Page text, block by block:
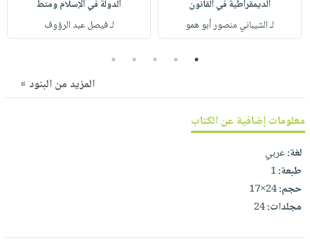
صابون
أطفال
فيديوهات
أسئلة
وفرات
انشر
كتابك
تواصل
معنا
عربة
التسوق
الديمقراطية في القانون
لـ الشيباني منصور أبو همو
الدولة في الإسلام ومتط
لـ فيصل عبد الرؤوف
1
2
3
4
5
المزيد من البنود »
معلومات إضافية عن الكتاب
لغة:عربي
طبعة:1
حجم:24×17
مجلدات:24